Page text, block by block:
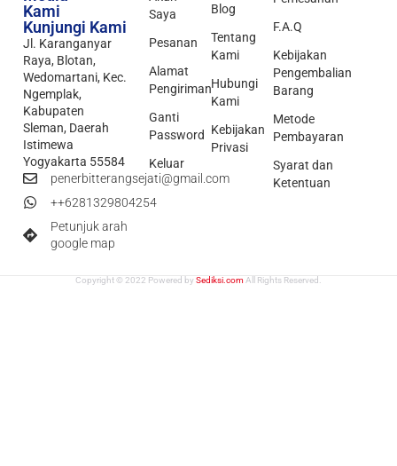
Saya
Pesanan
Alamat
Pengiriman
Ganti
Password
Keluar
Blog
Tentang
Kami
Hubungi
Kami
Kebijakan
Privasi
F.A.Q
Kebijakan
Pengembalian
Barang
Metode
Pembayaran
Syarat dan
Ketentuan
Kami
Kunjungi Kami
Jl. Karanganyar
Raya, Blotan,
Wedomartani, Kec.
Ngemplak,
Kabupaten
Sleman, Daerah
Istimewa
Yogyakarta 55584
penerbitterangsejati@gmail.com
++6281329804254
Petunjuk arah
google map
Copyright © 2022 Powered bySediksi.com All Rights Reserved.